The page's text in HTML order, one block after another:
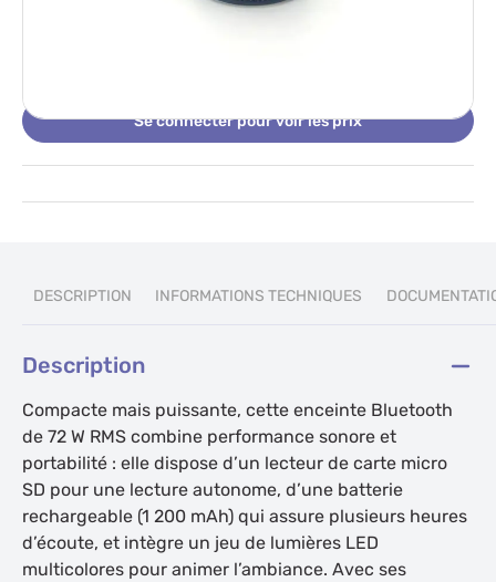
rechargeable (1 200 mAh) qui assure plusieurs heures
facilement dans un sac ou s’installe sans encombre
dans une chambre ou un petit salon. Une dragonne
partout soirée chez des amis, extérieur ou usage
Se connecter pour voir les prix
DESCRIPTION INFORMATIONS TECHNIQUES
Description
Compacte mais puissante, cette enceinte Bluetooth
de 72 W RMS combine performance sonore et
portabilité : elle dispose d’un lecteur de carte micro
SD pour une lecture autonome, d’une batterie
rechargeable (1 200 mAh) qui assure plusieurs heures
d’écoute, et intègre un jeu de lumières LED
multicolores pour animer l’ambiance. Avec ses